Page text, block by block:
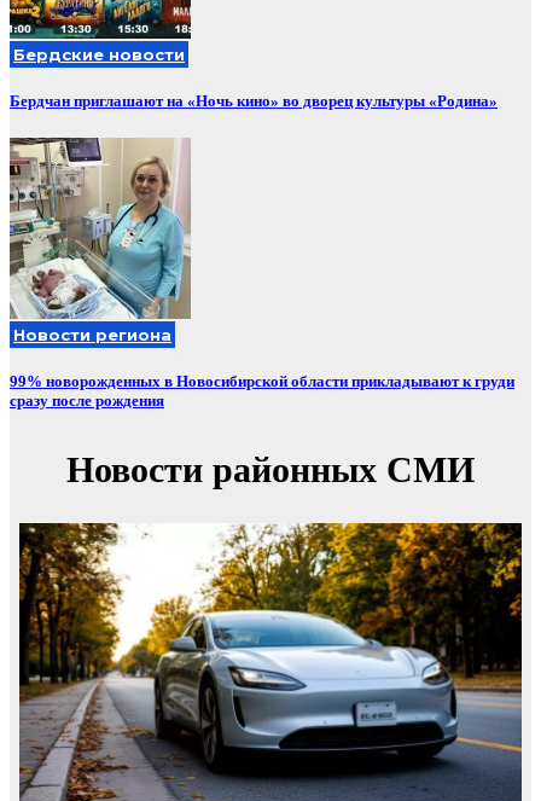
Бердские новости
Бердчан приглашают на «Ночь кино» во дворец культуры «Родина»
Новости региона
99% новорожденных в Новосибирской области прикладывают к груди
сразу после рождения